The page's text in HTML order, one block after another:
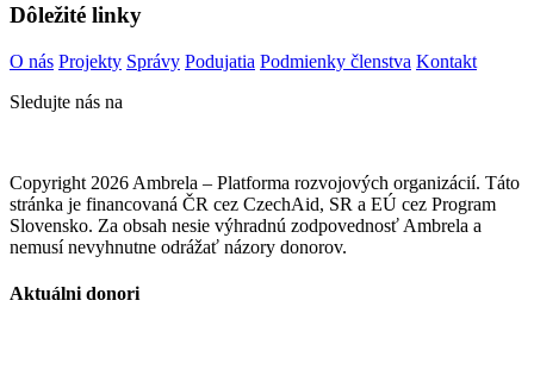
Dôležité linky
O nás Projekty Správy Podujatia Podmienky členstva Kontakt
Sledujte nás na
Copyright 2026 Ambrela – Platforma rozvojových organizácií. Táto
stránka je financovaná ČR cez CzechAid, SR a EÚ cez Program
Slovensko. Za obsah nesie výhradnú zodpovednosť Ambrela a
nemusí nevyhnutne odrážať názory donorov.
Aktuálni donori